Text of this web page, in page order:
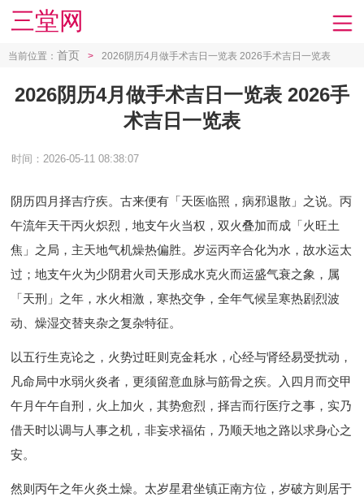
三堂网
当前位置： 首页 > 2026阴历4月做手术吉日一览表 2026手术吉日一览表
2026阴历4月做手术吉日一览表 2026手
术吉日一览表
时间：2026-05-11 08:38:07
阴历四月择吉疗疾。古来便有「天医临照，病邪退散」之说。丙
午流年天干丙火炽烈，地支午火当权，双火叠加而成「火旺土
焦」之局，主天地气机燥热偏胜。岁运丙辛合化为水，故水运太
过；地支午火为少阴君火司天形成水克火而运盛气衰之象，属
「天刑」之年，水火相激，寒热交争，全年气候呈寒热剧烈波
动、燥湿交替夹杂之复杂特征。
以五行生克论之，火势过旺则克金耗水，心经与肾经易受扰动，
凡命局中水弱火炎者，更须留意血脉与筋骨之疾。入四月而交甲
午月午午自刑，火上加火，其势愈烈，择吉而行医疗之事，实乃
借天时以调与人事之机，非妄求福佑，乃顺天地之路以求身心之
安。
然则丙午之年火炎土燥。太岁星君坐镇正南方位，岁破方则居于